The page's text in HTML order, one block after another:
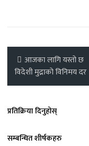
आजका लागि यस्तो छ
विदेशी मुद्राको विनिमय दर
प्रतिक्रिया दिनुहोस्
सम्बन्धित शीर्षकहरु